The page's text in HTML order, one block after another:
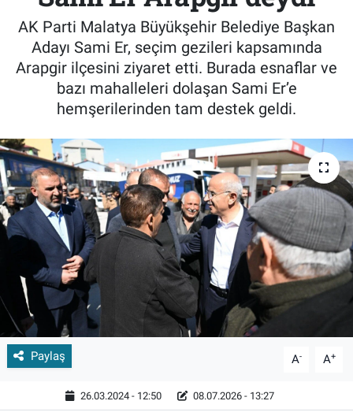
AK Parti Malatya Büyükşehir Belediye Başkan
Adayı Sami Er, seçim gezileri kapsamında
Arapgir ilçesini ziyaret etti. Burada esnaflar ve
bazı mahalleleri dolaşan Sami Er’e
hemşerilerinden tam destek geldi.
Paylaş A- A+
26.03.2024 - 12:50 08.07.2026 - 13:27